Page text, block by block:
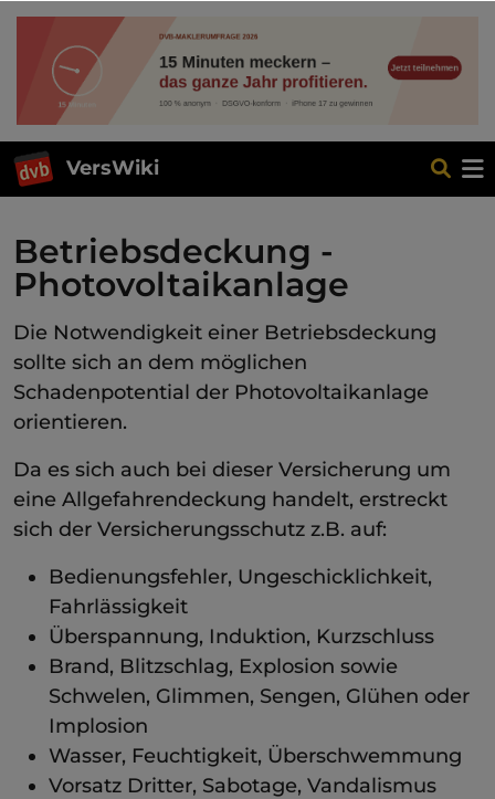
VersWiki
Betriebsdeckung -
Photovoltaikanlage
Die Notwendigkeit einer Betriebsdeckung
sollte sich an dem möglichen
Schadenpotential der Photovoltaikanlage
orientieren.
Da es sich auch bei dieser Versicherung um
eine Allgefahrendeckung handelt, erstreckt
sich der Versicherungsschutz z.B. auf:
Bedienungsfehler, Ungeschicklichkeit,
Fahrlässigkeit
Überspannung, Induktion, Kurzschluss
Brand, Blitzschlag, Explosion sowie
Schwelen, Glimmen, Sengen, Glühen oder
Implosion
Wasser, Feuchtigkeit, Überschwemmung
Vorsatz Dritter, Sabotage, Vandalismus